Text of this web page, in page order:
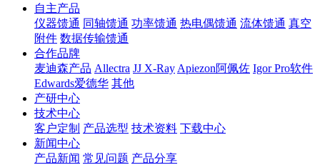
自主产品
仪器馈通 同轴馈通 功率馈通 热电偶馈通 流体馈通 真空
附件 数据传输馈通
合作品牌
麦迪森产品 Allectra JJ X-Ray Apiezon阿佩佐 Igor Pro软件
Edwards爱德华 其他
产研中心
技术中心
客户定制 产品选型 技术资料 下载中心
新闻中心
产品新闻 常见问题 产品分享